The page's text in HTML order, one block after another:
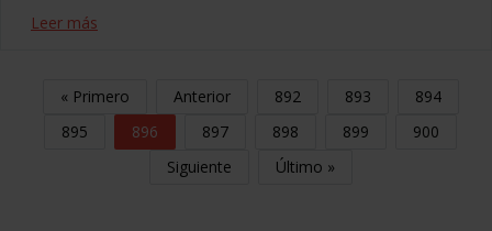
Leer más
« Primero Anterior 892 893
894
895
896 897 898 899
900
Siguiente
Último »